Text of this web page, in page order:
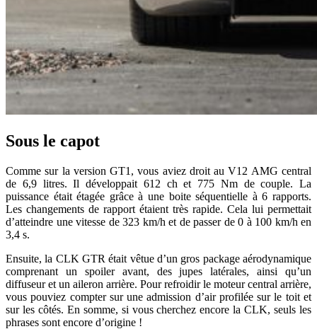
Sous le capot
Comme sur la version GT1, vous aviez droit au V12 AMG central
de 6,9 litres. Il développait 612 ch et 775 Nm de couple. La
puissance était étagée grâce à une boite séquentielle à 6 rapports.
Les changements de rapport étaient très rapide. Cela lui permettait
d’atteindre une vitesse de 323 km/h et de passer de 0 à 100 km/h en
3,4 s.
Ensuite, la CLK GTR était vêtue d’un gros package aérodynamique
comprenant un spoiler avant, des jupes latérales, ainsi qu’un
diffuseur et un aileron arrière. Pour refroidir le moteur central arrière,
vous pouviez compter sur une admission d’air profilée sur le toit et
sur les côtés. En somme, si vous cherchez encore la CLK, seuls les
phrases sont encore d’origine !